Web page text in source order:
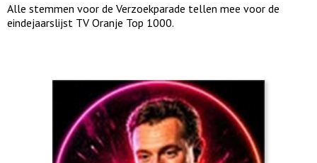
Alle stemmen voor de Verzoekparade tellen mee voor de
eindejaarslijst TV Oranje Top 1000.